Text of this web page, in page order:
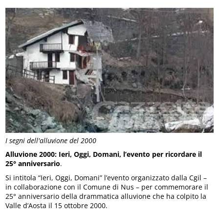
I segni dell'alluvione del 2000
Alluvione 2000: Ieri, Oggi, Domani, l’evento per ricordare il
25° anniversario.
Si intitola “Ieri, Oggi, Domani” l’evento organizzato dalla Cgil –
in collaborazione con il Comune di Nus – per commemorare il
25° anniversario della drammatica alluvione che ha colpito la
Valle d’Aosta il 15 ottobre 2000.